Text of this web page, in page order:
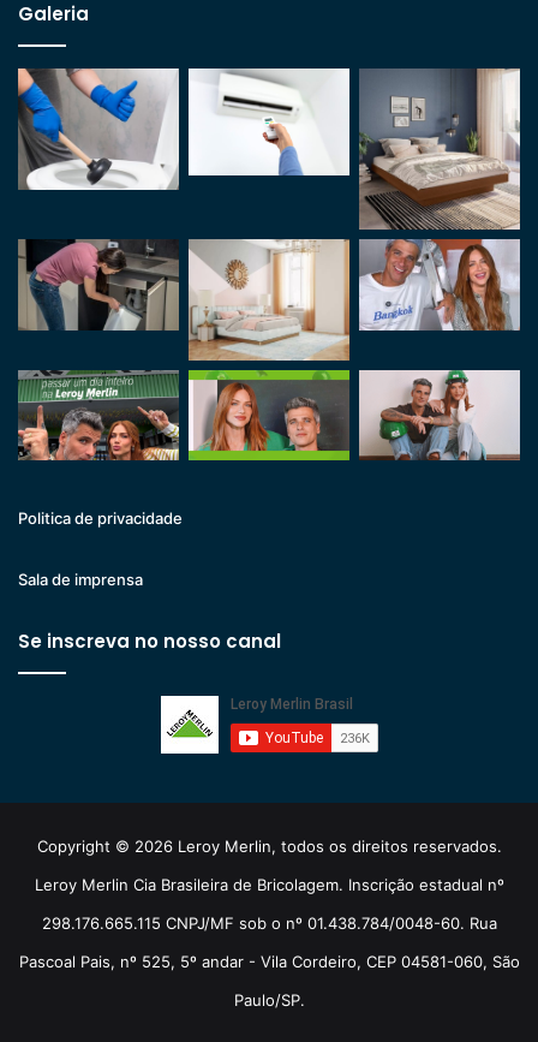
Galeria
Politica de privacidade
Sala de imprensa
Se inscreva no nosso canal
Copyright © 2026 Leroy Merlin, todos os direitos reservados.
Leroy Merlin Cia Brasileira de Bricolagem. Inscrição estadual nº
298.176.665.115 CNPJ/MF sob o nº 01.438.784/0048-60. Rua
Pascoal Pais, nº 525, 5º andar - Vila Cordeiro, CEP 04581-060, São
Paulo/SP.